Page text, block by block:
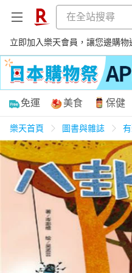
立即加入樂天會員，讓您邊購物
購物網分類
天天免運 美食蛋糕
居家生活 3C家電
女裝 男裝
免運 美食 保健
樂天首頁 圖書與雜誌